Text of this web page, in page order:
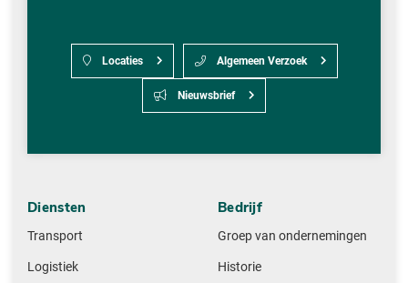
Locaties Algemeen Verzoek
Nieuwsbrief
Diensten
Transport
Logistiek
Bedrijf
Groep van ondernemingen
Historie